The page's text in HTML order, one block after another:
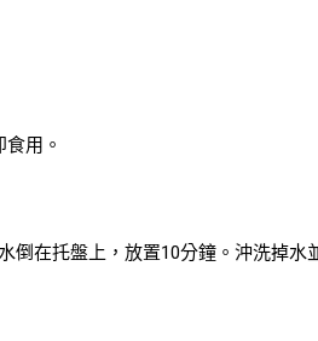
用。
倒在托盤上，放置10分鐘。沖洗掉